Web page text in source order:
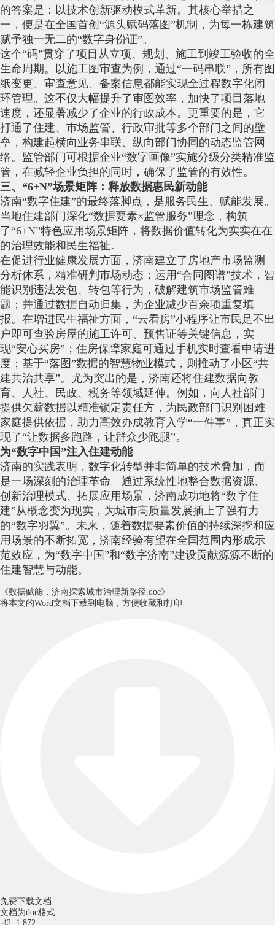
的答案是：以技术创新驱动模式革新。其核心举措之
一，便是在全国首创“源头赋码落图”机制，为每一栋建筑
赋予独一无二的“数字身份证”。
这个“码”贯穿了项目从立项、规划、施工到竣工验收的全
生命周期。以施工图审查为例，通过“一码串联”，所有图
纸变更、审查意见、备案信息都能实现全过程数字化闭
环管理。这不仅大幅提升了审图效率，加快了项目落地
速度，还显著减少了企业的行政成本。更重要的是，它
打通了住建、市场监管、行政审批等多个部门之间的壁
垒，构建起横向业务串联、纵向部门协同的动态监管网
络。监管部门可根据企业“数字画像”实施分级分类精准监
管，在减轻企业负担的同时，确保了监管的有效性。
三、“6+N”场景矩阵：释放数据惠民新动能
济南“数字住建”的最终落脚点，是服务民生、赋能发展。
当地住建部门深化“数据要素×监管服务”理念，构筑
了“6+N”特色应用场景矩阵，将数据价值转化为实实在在
的治理效能和民生福祉。
在促进行业健康发展方面，济南建立了房地产市场监测
分析体系，精准研判市场动态；运用“合同图谱”技术，智
能识别违法发包、转包等行为，破解建筑市场监管难
题；并通过数据自动归集，为企业减少百余项重复填
报。在增进民生福祉方面，“云看房”小程序让市民足不出
户即可查验房屋的施工许可、预售证等关键信息，实
现“安心买房”；住房保障家庭可通过手机实时查看申请进
度；基于“落图”数据的智慧物业模式，则推动了小区“共
建共治共享”。尤为突出的是，济南还将住建数据向教
育、人社、民政、税务等领域延伸。例如，向人社部门
提供欠薪数据以精准锁定责任方，为民政部门识别困难
家庭提供依据，助力高效办成教育入学“一件事”，真正实
现了“让数据多跑路，让群众少跑腿”。
为“数字中国”注入住建动能
济南的实践表明，数字化转型并非简单的技术叠加，而
是一场深刻的治理革命。通过系统性地整合数据资源、
创新治理模式、拓展应用场景，济南成功地将“数字住
建”从概念变为现实，为城市高质量发展插上了强有力
的“数字羽翼”。未来，随着数据要素价值的持续深挖和应
用场景的不断拓宽，济南经验有望在全国范围内形成示
范效应，为“数字中国”和“数字济南”建设贡献源源不断的
住建智慧与动能。
《数据赋能，济南探索城市治理新路径.doc》
将本文的Word文档下载到电脑，方便收藏和打印
免费下载文档
文档为doc格式
42
1,872